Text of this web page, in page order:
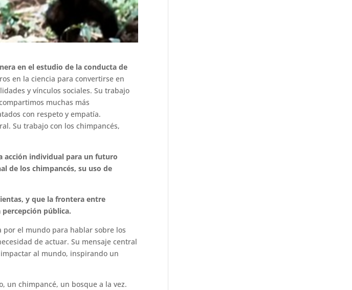
en el estudio de la conducta de
en la ciencia para convertirse en
y vínculos sociales. Su trabajo
muchas más
con respeto y empatía.
Su trabajo con los chimpancés,
acción individual para un futuro
de los chimpancés, su uso de
y que la frontera entre
pública.
por el mundo para hablar sobre los
de actuar. Su mensaje central
al mundo, inspirando un
un chimpancé, un bosque a la vez.